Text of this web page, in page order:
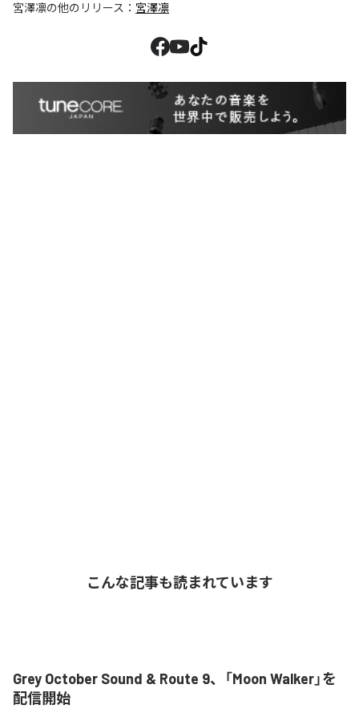
宮澤凛の他のリリース： 宮澤凛
こんな記事も読まれています
Grey October Sound & Route 9、「Moon Walker」を
配信開始